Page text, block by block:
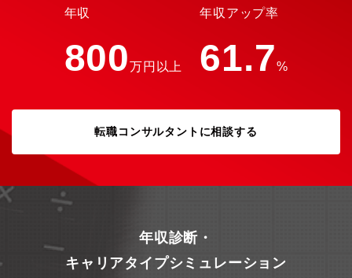
や日々の暮らしに寄り添う商品を企画しカタログ等を通じて顧客
Instagram等SNSコンテンツの企画・編集も担当いただきます。
自身の企画で「読者・顧客にどう届き、どう心を動かすか」を考
イレクトマーケティングならではの醍醐味を味わえます。【キャ
リアパス】デジタルとアナログ両チャネルのコンテンツ制作経験
ケーション戦略を牽引する人材としての活躍を期待しています。
年収
800万円以上
年収アップ率
61.7%
転職コンサルタントに相談する
年収診断・
キャリアタイプシミュレーション